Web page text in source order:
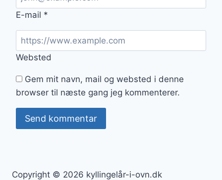
E-mail *
Websted
Gem mit navn, mail og websted i denne
browser til næste gang jeg kommenterer.
Copyright © 2026 kyllingelår-i-ovn.dk